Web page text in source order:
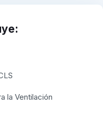
la Ventilación